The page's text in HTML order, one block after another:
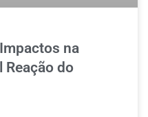
na
Reação do